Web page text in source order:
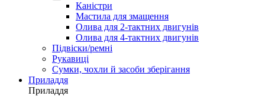
Каністри
Мастила для змащення
Олива для 2-тактних двигунів
Олива для 4-тактних двигунів
Підвіски/ремні
Рукавиці
Сумки, чохли й засоби зберігання
Приладдя
Приладдя